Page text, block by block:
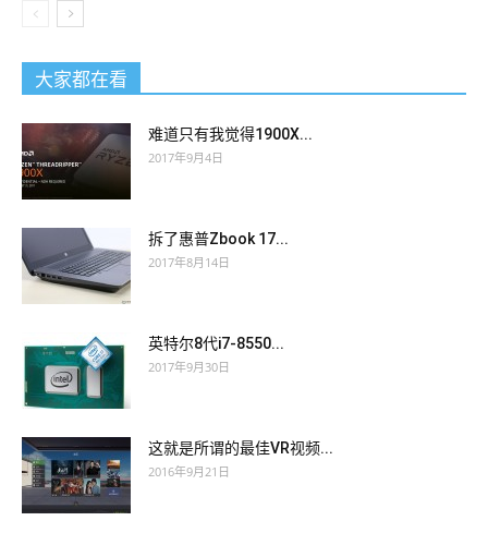
大家都在看
难道只有我觉得1900X...
2017年9月4日
拆了惠普Zbook 17...
2017年8月14日
英特尔8代i7-8550...
2017年9月30日
这就是所谓的最佳VR视频...
2016年9月21日